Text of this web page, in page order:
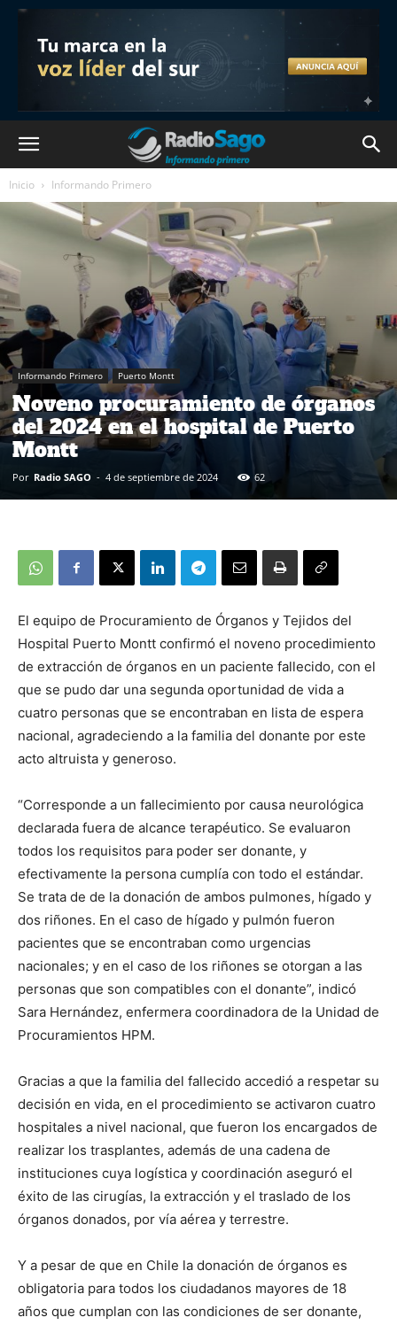
Inicio Informando Primero
Informando Primero Puerto Montt
Noveno procuramiento de órganos
del 2024 en el hospital de Puerto
Montt
Por Radio SAGO - 4 de septiembre de 2024 62
El equipo de Procuramiento de Órganos y Tejidos del
Hospital Puerto Montt confirmó el noveno procedimiento
de extracción de órganos en un paciente fallecido, con el
que se pudo dar una segunda oportunidad de vida a
cuatro personas que se encontraban en lista de espera
nacional, agradeciendo a la familia del donante por este
acto altruista y generoso.
“Corresponde a un fallecimiento por causa neurológica
declarada fuera de alcance terapéutico. Se evaluaron
todos los requisitos para poder ser donante, y
efectivamente la persona cumplía con todo el estándar.
Se trata de de la donación de ambos pulmones, hígado y
dos riñones. En el caso de hígado y pulmón fueron
pacientes que se encontraban como urgencias
nacionales; y en el caso de los riñones se otorgan a las
personas que son compatibles con el donante”, indicó
Sara Hernández, enfermera coordinadora de la Unidad de
Procuramientos HPM.
Gracias a que la familia del fallecido accedió a respetar su
decisión en vida, en el procedimiento se activaron cuatro
hospitales a nivel nacional, que fueron los encargados de
realizar los trasplantes, además de una cadena de
instituciones cuya logística y coordinación aseguró el
éxito de las cirugías, la extracción y el traslado de los
órganos donados, por vía aérea y terrestre.
Y a pesar de que en Chile la donación de órganos es
obligatoria para todos los ciudadanos mayores de 18
años que cumplan con las condiciones de ser donante,